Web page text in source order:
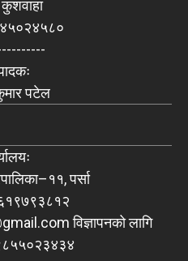
पटेल
पर्सा
विज्ञापनको लागि